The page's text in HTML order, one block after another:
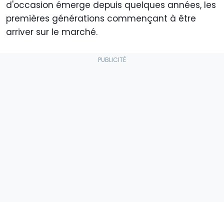
d'occasion émerge depuis quelques années, les
premières générations commençant à être
arriver sur le marché.